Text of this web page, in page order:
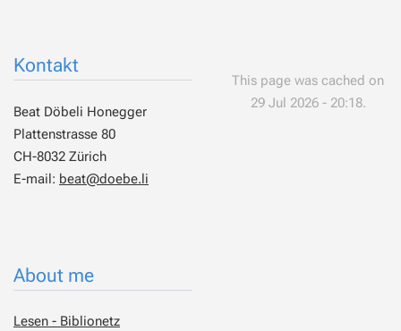
Kontakt
Beat Döbeli Honegger
Plattenstrasse 80
CH-8032 Zürich
E-mail: beat@doebe.li
About me
Lesen - Biblionetz
This page was cached on
29 Jul 2026 - 20:18.